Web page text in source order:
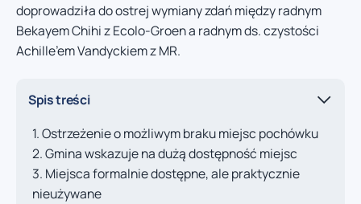
doprowadziła do ostrej wymiany zdań między radnym
Bekayem Chihi z Ecolo-Groen a radnym ds. czystości
Achille’em Vandyckiem z MR.
Spis treści
Ostrzeżenie o możliwym braku miejsc pochówku
Gmina wskazuje na dużą dostępność miejsc
Miejsca formalnie dostępne, ale praktycznie
nieużywane